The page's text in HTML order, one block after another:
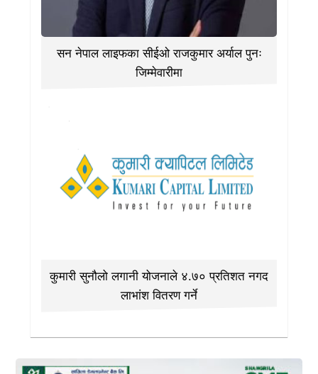
सन नेपाल लाइफका सीईओ राजकुमार अर्याल पुनः
जिम्मेवारीमा
कुमारी सुनौलो लगानी योजनाले ४.७० प्रतिशत नगद
लाभांश वितरण गर्ने